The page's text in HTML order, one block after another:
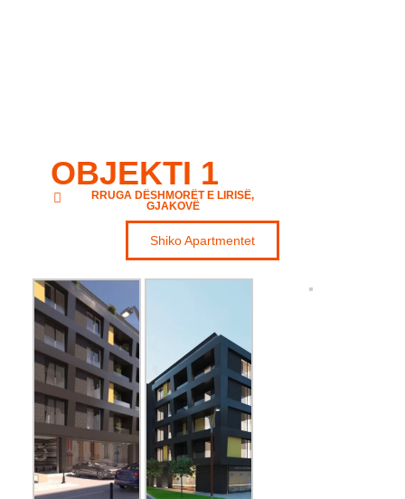
OBJEKTI 1
RRUGA DËSHMORËT E LIRISË,
GJAKOVË
Shiko Apartmentet